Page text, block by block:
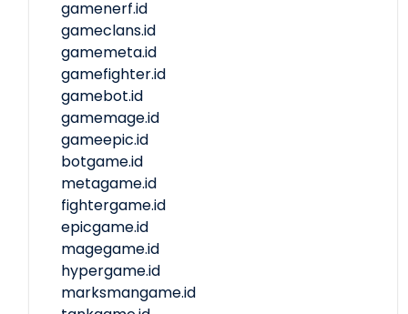
gamenerf.id
gameclans.id
gamemeta.id
gamefighter.id
gamebot.id
gamemage.id
gameepic.id
botgame.id
metagame.id
fightergame.id
epicgame.id
magegame.id
hypergame.id
marksmangame.id